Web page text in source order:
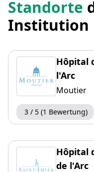
Standorte
Institution
Hôpital
l'Arc
Moutier
3 / 5 (1 Bewertung)
Hôpital
de l'Arc